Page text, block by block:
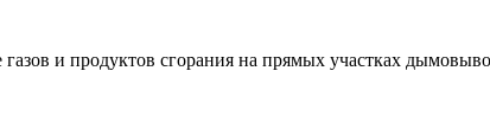
и продуктов сгорания на прямых участках